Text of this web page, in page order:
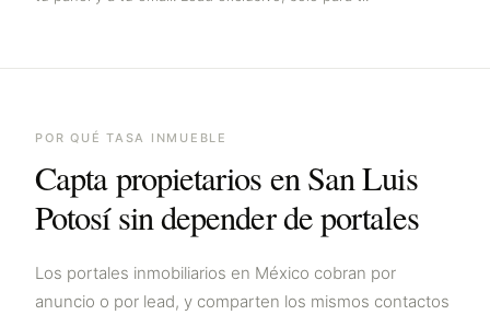
POR QUÉ TASA INMUEBLE
Capta propietarios enSan Luis
Potosísin depender de portales
Los portales inmobiliarios en México cobran por
anuncio o por lead, y comparten los mismos contactos